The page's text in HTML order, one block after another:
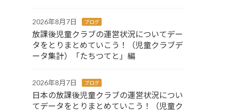
2026年8月7日 ブログ
放課後児童クラブの運営状況についてデー
タをとりまとめていこう！（児童クラブデ
ータ集計）「たちつてと」編
2026年8月7日 ブログ
日本の放課後児童クラブの運営状況につい
てデータをとりまとめていこう！（児童ク